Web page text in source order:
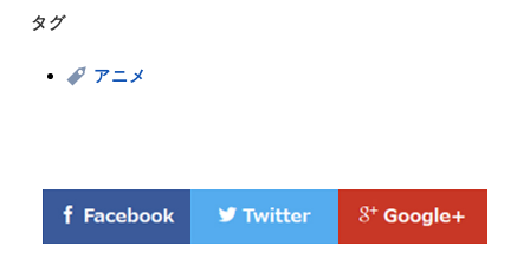
タグ
アニメ